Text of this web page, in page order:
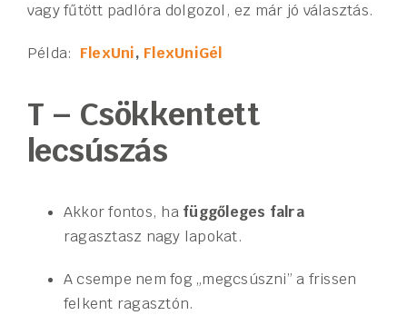
vagy fűtött padlóra dolgozol, ez már jó választás.
Példa: FlexUni, FlexUniGél
T – Csökkentett
lecsúszás
Akkor fontos, ha függőleges falra
ragasztasz nagy lapokat.
A csempe nem fog „megcsúszni” a frissen
felkent ragasztón.